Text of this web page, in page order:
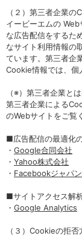
（２）第三者企業
イービーエムの
な広告配信をするた
なサイト利用情報の
ています。第三者企
Cookie情報では、個
（※）第三者企業と
第三者企業による
のWebサイトをご覧
■広告配信の最適化
・ Google合同会社
・ Yahoo株式会社
・ Facebookジャパ
■サイトアクセス解
・ Google Analytics
（３）Cookieの拒否